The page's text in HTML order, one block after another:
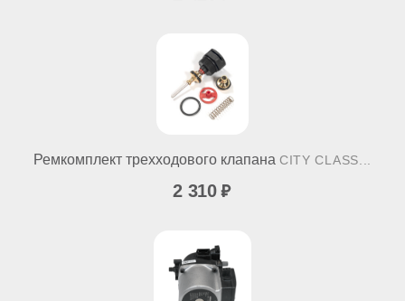
Ремкомплект трехходового клапана CITY CLASS...
2 310